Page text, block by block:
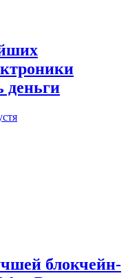
деньги
блокчейн-